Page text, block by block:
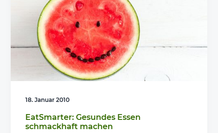
18. Januar 2010
EatSmarter: Gesundes Essen
schmackhaft machen